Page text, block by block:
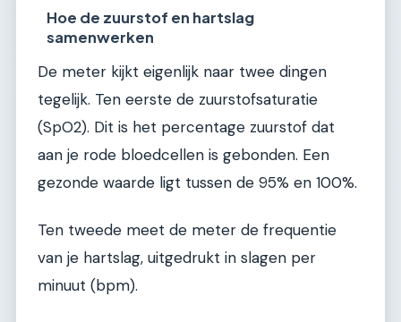
Hoe de zuurstof en hartslag
samenwerken
De meter kijkt eigenlijk naar twee dingen
tegelijk. Ten eerste de zuurstofsaturatie
(SpO2). Dit is het percentage zuurstof dat
aan je rode bloedcellen is gebonden. Een
gezonde waarde ligt tussen de 95% en 100%.
Ten tweede meet de meter de frequentie
van je hartslag, uitgedrukt in slagen per
minuut (bpm).